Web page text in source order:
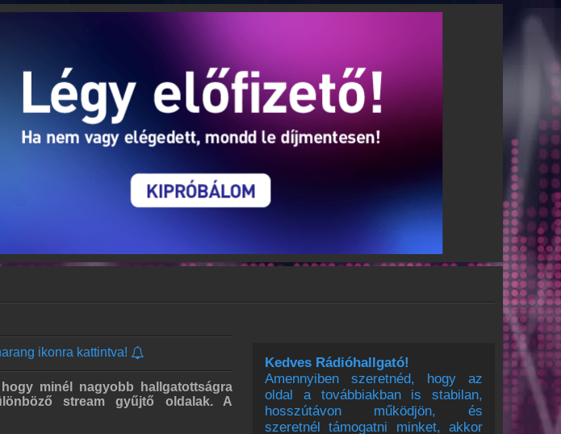
Kedves Rádióhallgató!
Amennyiben szeretnéd, hogy az
oldal a továbbiakban is stabilan,
hosszútávon működjön, és
szeretnél támogatni minket, akkor
ikonra kattintva!
minél nagyobb hallgatottságra
stream gyűjtő oldalak. A